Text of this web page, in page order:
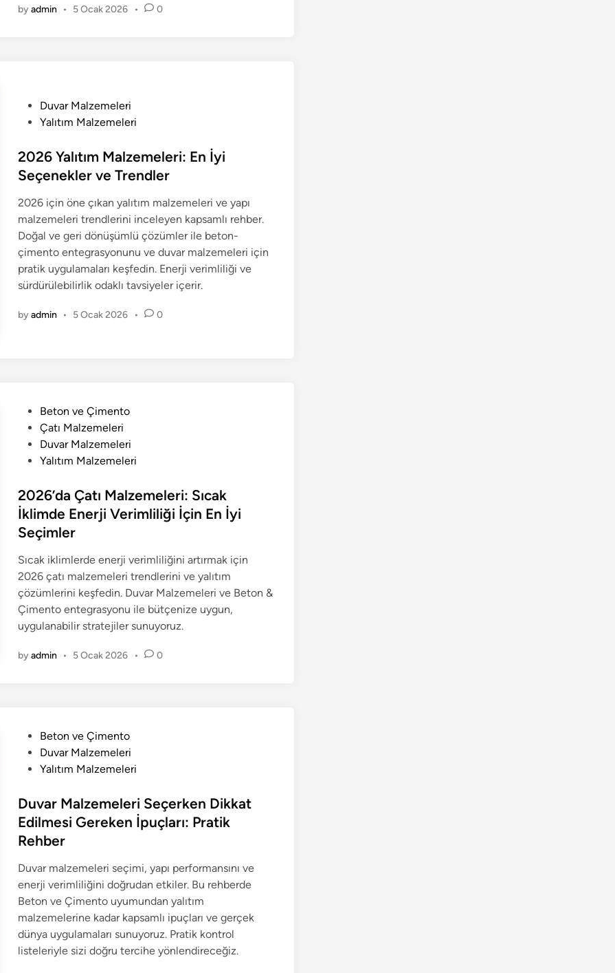
byadmin • 5 Ocak 2026 • 0
t
e
i
n
Duvar Malzemeleri
Yalıtım Malzemeleri
2026 Yalıtım Malzemeleri: En İyi
Seçenekler ve Trendler
2026 için öne çıkan yalıtım malzemeleri ve yapı
malzemeleri trendlerini inceleyen kapsamlı rehber.
Doğal ve geri dönüşümlü çözümler ile beton-
çimento entegrasyonunu ve duvar malzemeleri için
pratik uygulamaları keşfedin. Enerji verimliliği ve
sürdürülebilirlik odaklı tavsiyeler içerir.
byadmin • 5 Ocak 2026 • 0
d
i
n
Beton ve Çimento
Çatı Malzemeleri
Duvar Malzemeleri
Yalıtım Malzemeleri
2026’da Çatı Malzemeleri: Sıcak
İklimde Enerji Verimliliği İçin En İyi
Seçimler
Sıcak iklimlerde enerji verimliliğini artırmak için
2026 çatı malzemeleri trendlerini ve yalıtım
çözümlerini keşfedin. Duvar Malzemeleri ve Beton &
Çimento entegrasyonu ile bütçenize uygun,
uygulanabilir stratejiler sunuyoruz.
byadmin • 5 Ocak 2026 • 0
e
d
i
Beton ve Çimento
Duvar Malzemeleri
Yalıtım Malzemeleri
Duvar Malzemeleri Seçerken Dikkat
Edilmesi Gereken İpuçları: Pratik
Rehber
Duvar malzemeleri seçimi, yapı performansını ve
enerji verimliliğini doğrudan etkiler. Bu rehberde
Beton ve Çimento uyumundan yalıtım
malzemelerine kadar kapsamlı ipuçları ve gerçek
dünya uygulamaları sunuyoruz. Pratik kontrol
listeleriyle sizi doğru tercihe yönlendireceğiz.